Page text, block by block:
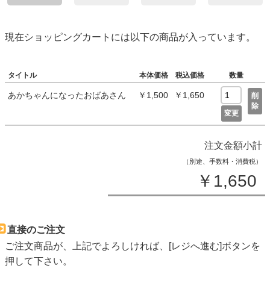
現在ショッピングカートには以下の商品が入っています。
タイトル 本体価格 税込価格 数量
あかちゃんになったおばあさん ￥1,500 ￥1,650
変更
削
除
注文金額小計
（別途、手数料・消費税）
￥1,650
直接のご注文
ご注文商品が、上記でよろしければ、[レジへ進む]ボタンを
押して下さい。